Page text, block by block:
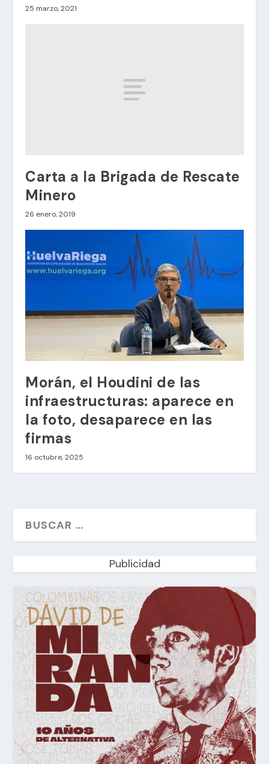
25 marzo, 2021
Carta a la Brigada de Rescate
Minero
26 enero, 2019
Morán, el Houdini de las
infraestructuras: aparece en
la foto, desaparece en las
firmas
16 octubre, 2025
Publicidad